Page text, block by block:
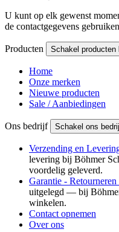
U kunt op elk gewenst
de contactgegevens
Producten Schakel producten
Home
Onze merken
Nieuwe producten
Sale / Aanbiedingen
Ons bedrijf Schakel ons
Verzending en
levering bij Böhmer
voordelig geleverd.
Garantie -
uitgelegd — bij
winkelen.
Contact opnemen
Over ons